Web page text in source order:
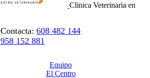
Clinica Veterinaria en
Contacta: 608 482 144
958 152 881
Equipo
El Centro